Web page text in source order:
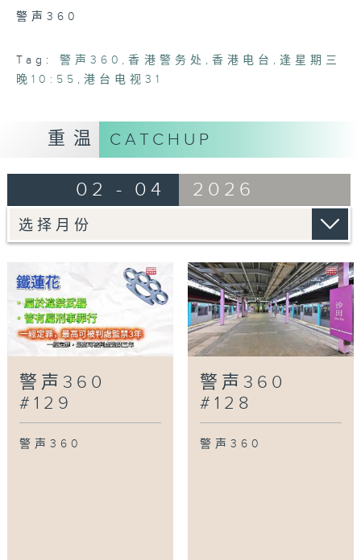
7
警声360
Tag: 警声360 ,香港警务处 , 香港电台 ,逢星期三
晚10:55 ,港台电视31
重温 CATCHUP
02 - 04 2026
警声360
#129
警声360
警声360
#128
警声360